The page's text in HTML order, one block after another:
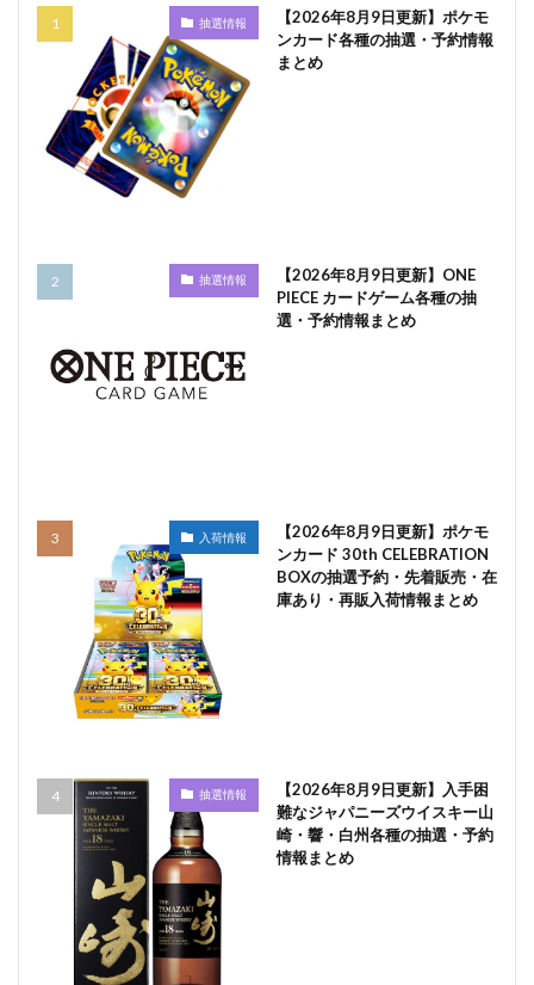
抽選情報
【2026年8月9日更新】ポケモ
ンカード各種の抽選・予約情報
まとめ
抽選情報
【2026年8月9日更新】ONE
PIECE カードゲーム各種の抽
選・予約情報まとめ
入荷情報
【2026年8月9日更新】ポケモ
ンカード 30th CELEBRATION
BOXの抽選予約・先着販売・在
庫あり・再販入荷情報まとめ
抽選情報
【2026年8月9日更新】入手困
難なジャパニーズウイスキー山
崎・響・白州各種の抽選・予約
情報まとめ